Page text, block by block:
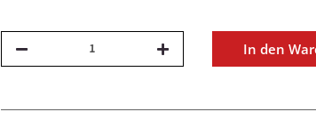
In den